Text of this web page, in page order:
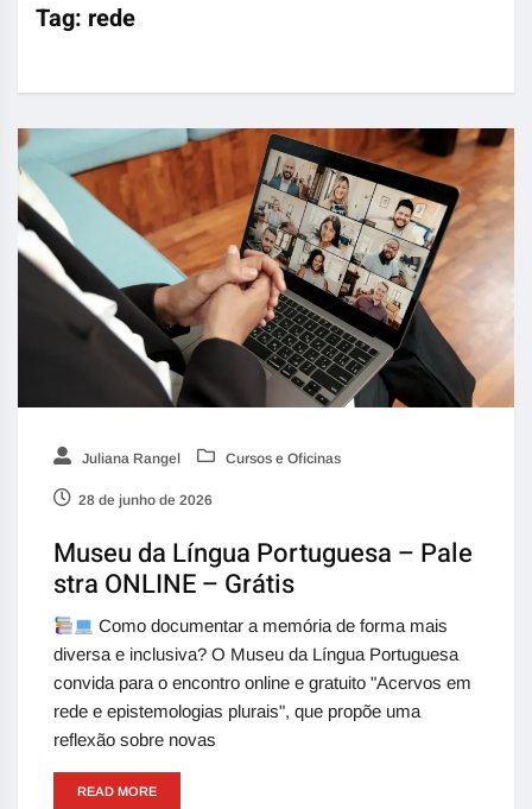
Tag: rede
Juliana Rangel Cursos e Oficinas
28 de junho de 2026
Museu da Língua Portuguesa – Pale
stra ONLINE – Grátis
Como documentar a memória de forma mais
diversa e inclusiva? O Museu da Língua Portuguesa
convida para o encontro online e gratuito "Acervos em
rede e epistemologias plurais", que propõe uma
reflexão sobre novas
READ MORE